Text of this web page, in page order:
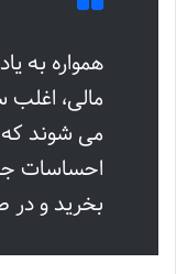
همواره به
مالی،
می شوند
احساسات
بخرید و در